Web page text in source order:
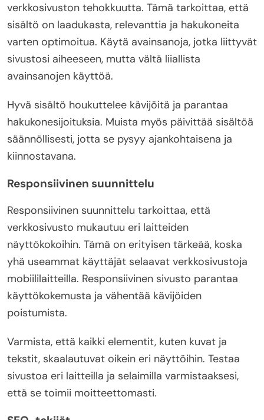
verkkosivuston tehokkuutta. Tämä tarkoittaa, että
sisältö on laadukasta, relevanttia ja hakukoneita
varten optimoitua. Käytä avainsanoja, jotka liittyvät
sivustosi aiheeseen, mutta vältä liiallista
avainsanojen käyttöä.
Hyvä sisältö houkuttelee kävijöitä ja parantaa
hakukonesijoituksia. Muista myös päivittää sisältöä
säännöllisesti, jotta se pysyy ajankohtaisena ja
kiinnostavana.
Responsiivinen suunnittelu
Responsiivinen suunnittelu tarkoittaa, että
verkkosivusto mukautuu eri laitteiden
näyttökokoihin. Tämä on erityisen tärkeää, koska
yhä useammat käyttäjät selaavat verkkosivustoja
mobiililaitteilla. Responsiivinen sivusto parantaa
käyttökokemusta ja vähentää kävijöiden
poistumista.
Varmista, että kaikki elementit, kuten kuvat ja
tekstit, skaalautuvat oikein eri näyttöihin. Testaa
sivustoa eri laitteilla ja selaimilla varmistaaksesi,
että se toimii moitteettomasti.